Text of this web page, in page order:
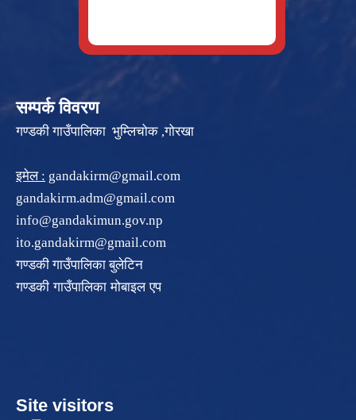
सम्पर्क विवरण
गण्डकी गाउँपालिका भुम्लिचोक ,गोरखा
इमेल : gandakirm@gmail.com
gandakirm.adm@gmail.com
info@gandakimun.gov.np
ito.gandakirm@gmail.com
गण्डकी गाउँपालिका बुलेटिन
गण्डकी गाउँपालिका मोबाइल एप
Site visitors